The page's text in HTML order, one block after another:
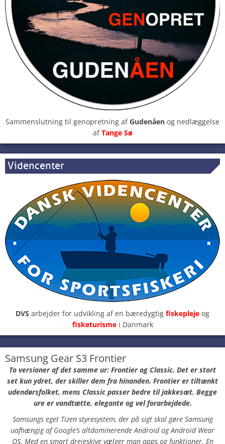
Sammenslutning til genopretning afGudenåen og nedlæggelse
afTange Sø
Videncenter
DVS arbejder for udvikling af en bæredygtig fiskepleje og
fisketurisme i Danmark
Samsung Gear S3 Frontier
To versioner af det samme ur: Frontier og Classic. Det er stort
set kun ydret, der skiller dem fra hinanden. Frontier er tiltænkt
udendørsfolket, mens Classic passer bedre til jakkesæt. Begge
ure er vandtætte, elegante og vel forarbejdede.
Samsungs eget Tizen styresystem, der på sigt skal gøre Samsung
uafhængig af Google’s altdominerende Android og Android Wear
OS. Med en smart drejeskive vælger man apps og funktioner. En